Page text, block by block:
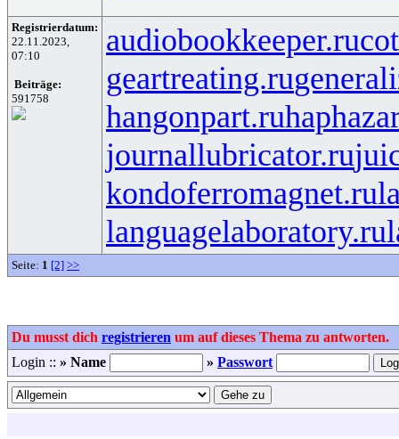
Registrierdatum:
22.11.2023,
07:10
Beiträge:
591758
audiobookkeeper.ru
geartreating.ru
hangonpart.ru
journallubricator.ru
kondoferromagnet.ru
languagelaboratory.ru
Seite: 1 [2] >>
Du musst dich registrieren um auf dieses Thema zu antworten.
Login :: » Name » Passwort